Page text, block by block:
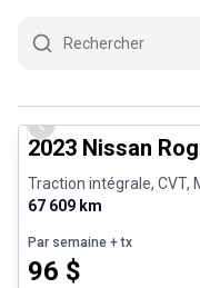
Previous slide
2023 Nissan
Traction intégrale, CVT,
67 609 km
Par semaine + tx
96 $